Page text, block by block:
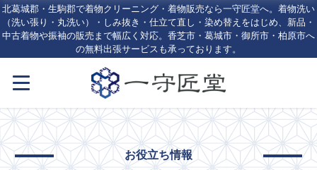
北葛城郡・生駒郡で着物クリーニング・着物販売なら一守匠堂へ。着物洗い
（洗い張り・丸洗い）・しみ抜き・仕立て直し・染め替えをはじめ、新品・
中古着物や振袖の販売まで幅広く対応。香芝市・葛城市・御所市・柏原市へ
の無料出張サービスも承っております。
お役立ち情報